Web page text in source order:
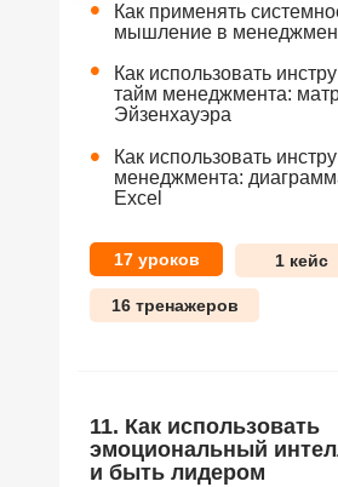
Как использовать
менеджмента:
Excel
•
Как использовать
тайм менеджмента:
Эйзенхауэра
•
Как применять
мышление в
•
17 уроков 1 кейс
16 тренажеров
11. Как использовать
эмоциональный
и быть лидером